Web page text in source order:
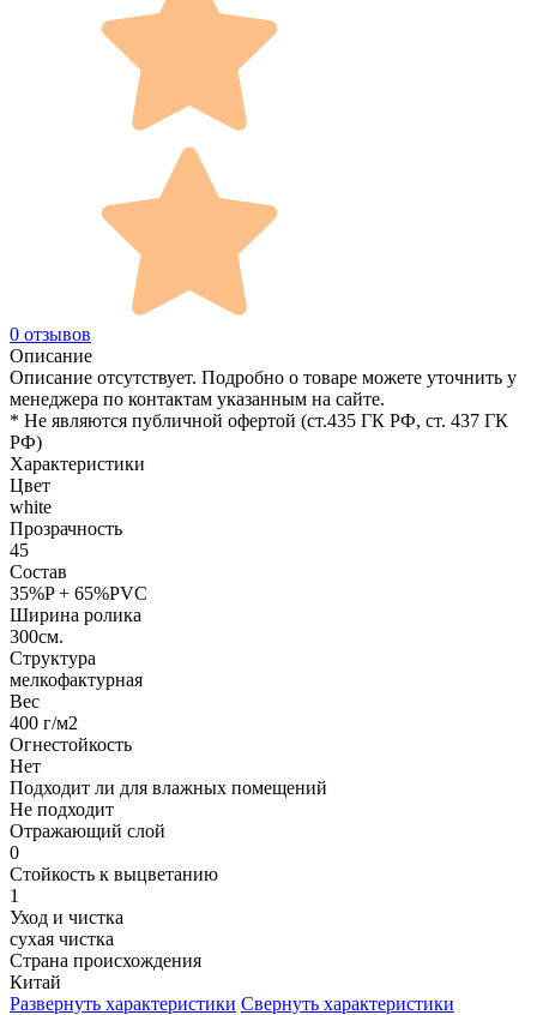
0 отзывов
Описание
Описание отсутствует. Подробно о товаре можете уточнить у
менеджера по контактам указанным на сайте.
* Не являются публичной офертой (ст.435 ГК РФ, cт. 437 ГК
РФ)
Характеристики
Цвет
white
Прозрачность
45
Состав
35%P + 65%PVC
Ширина ролика
300см.
Структура
мелкофактурная
Вес
400 г/м2
Огнестойкость
Нет
Подходит ли для влажных помещений
Не подходит
Отражающий слой
0
Стойкость к выцветанию
1
Уход и чистка
сухая чистка
Страна происхождения
Китай
Развернуть характеристики Свернуть характеристики